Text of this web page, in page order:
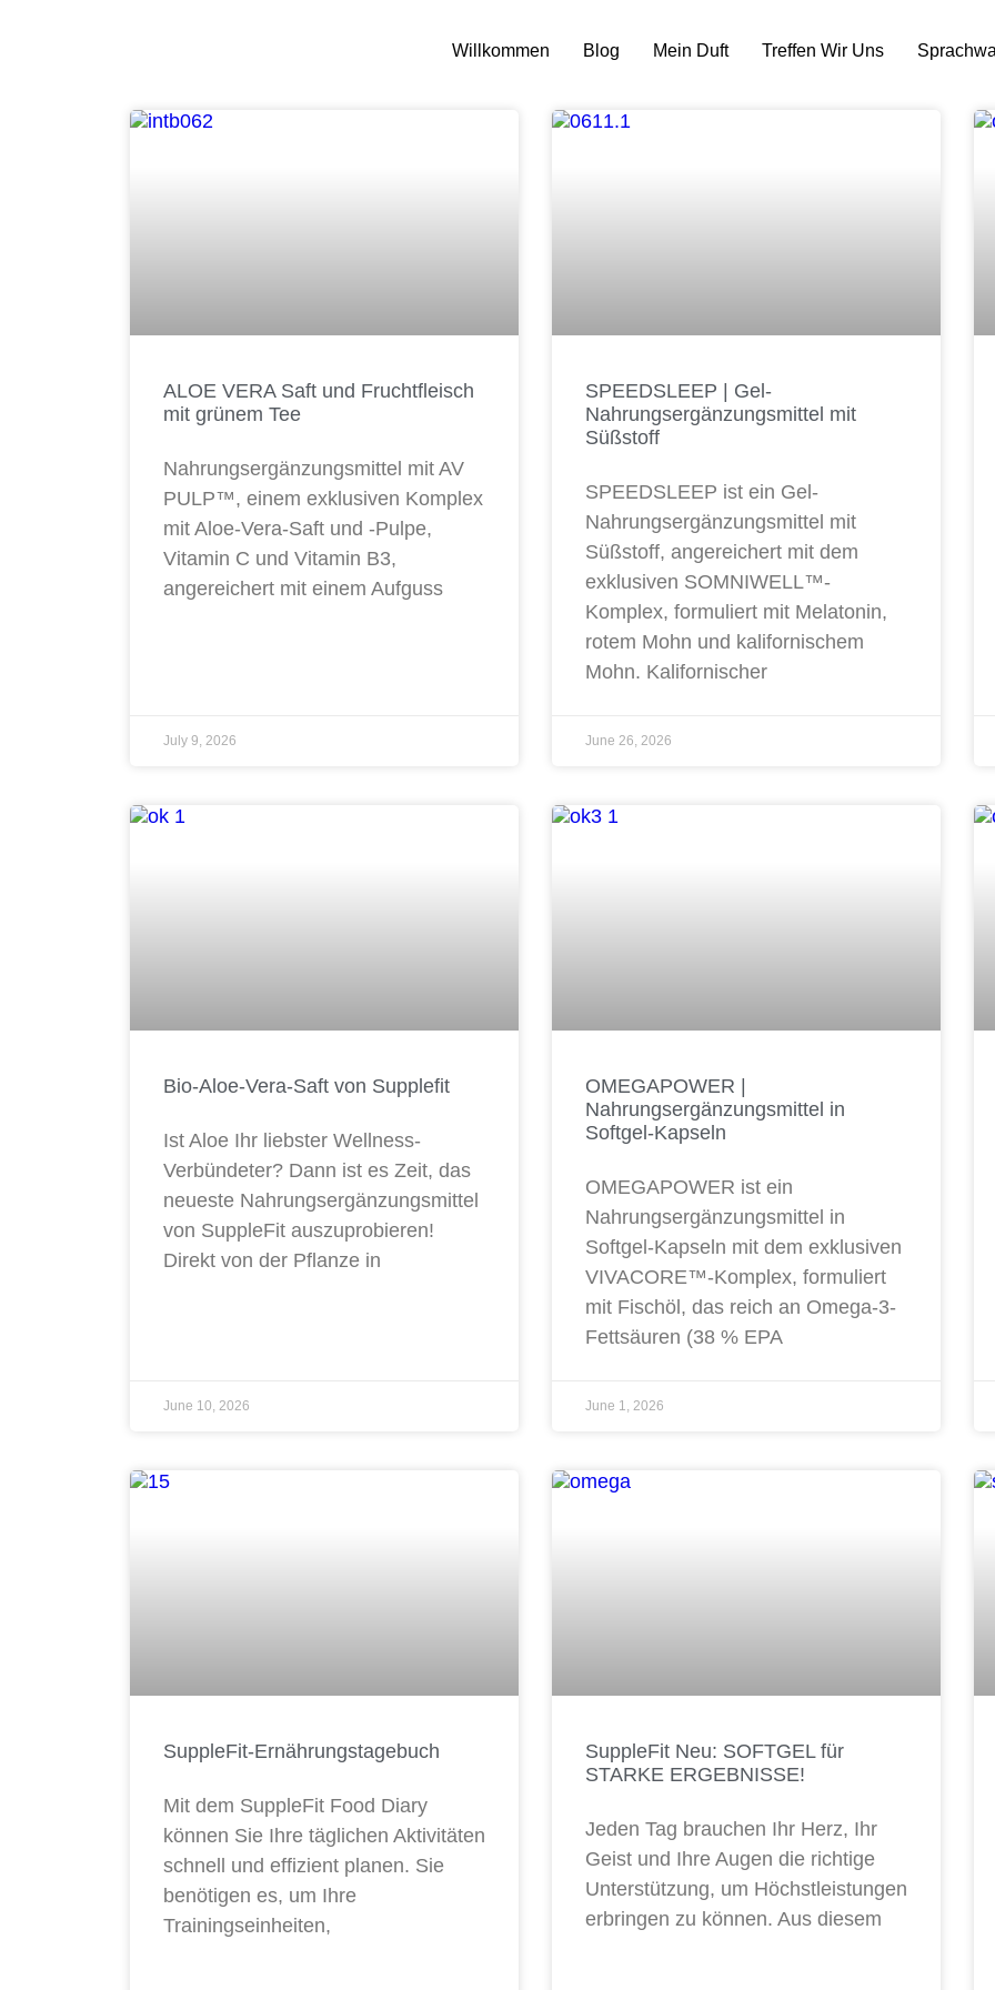
Willkommen Blog Mein Duft Treffen Wir Uns
ALOE VERA Saft und Fruchtfleisch
mit grünem Tee
Nahrungsergänzungsmittel mit AV
PULP™, einem exklusiven Komplex
mit Aloe-Vera-Saft und -Pulpe,
Vitamin C und Vitamin B3,
angereichert mit einem Aufguss
July 9, 2026
SPEEDSLEEP | Gel-
Nahrungsergänzungsmittel mit
Süßstoff
SPEEDSLEEP ist ein Gel-
Nahrungsergänzungsmittel mit
Süßstoff, angereichert mit dem
exklusiven SOMNIWELL™-
Komplex, formuliert mit Melatonin,
rotem Mohn und kalifornischem
Mohn. Kalifornischer
June 26, 2026
Bio-Aloe-Vera-Saft von Supplefit
Ist Aloe Ihr liebster Wellness-
Verbündeter? Dann ist es Zeit, das
neueste Nahrungsergänzungsmittel
von SuppleFit auszuprobieren!
Direkt von der Pflanze in
June 10, 2026
OMEGAPOWER |
Nahrungsergänzungsmittel in
Softgel-Kapseln
OMEGAPOWER ist ein
Nahrungsergänzungsmittel in
Softgel-Kapseln mit dem exklusiven
VIVACORE™-Komplex, formuliert
mit Fischöl, das reich an Omega-3-
Fettsäuren (38 % EPA
June 1, 2026
SuppleFit-Ernährungstagebuch
Mit dem SuppleFit Food Diary
können Sie Ihre täglichen Aktivitäten
schnell und effizient planen. Sie
benötigen es, um Ihre
Trainingseinheiten,
SuppleFit Neu: SOFTGEL für
STARKE ERGEBNISSE!
Jeden Tag brauchen Ihr Herz, Ihr
Geist und Ihre Augen die richtige
Unterstützung, um Höchstleistungen
erbringen zu können. Aus diesem